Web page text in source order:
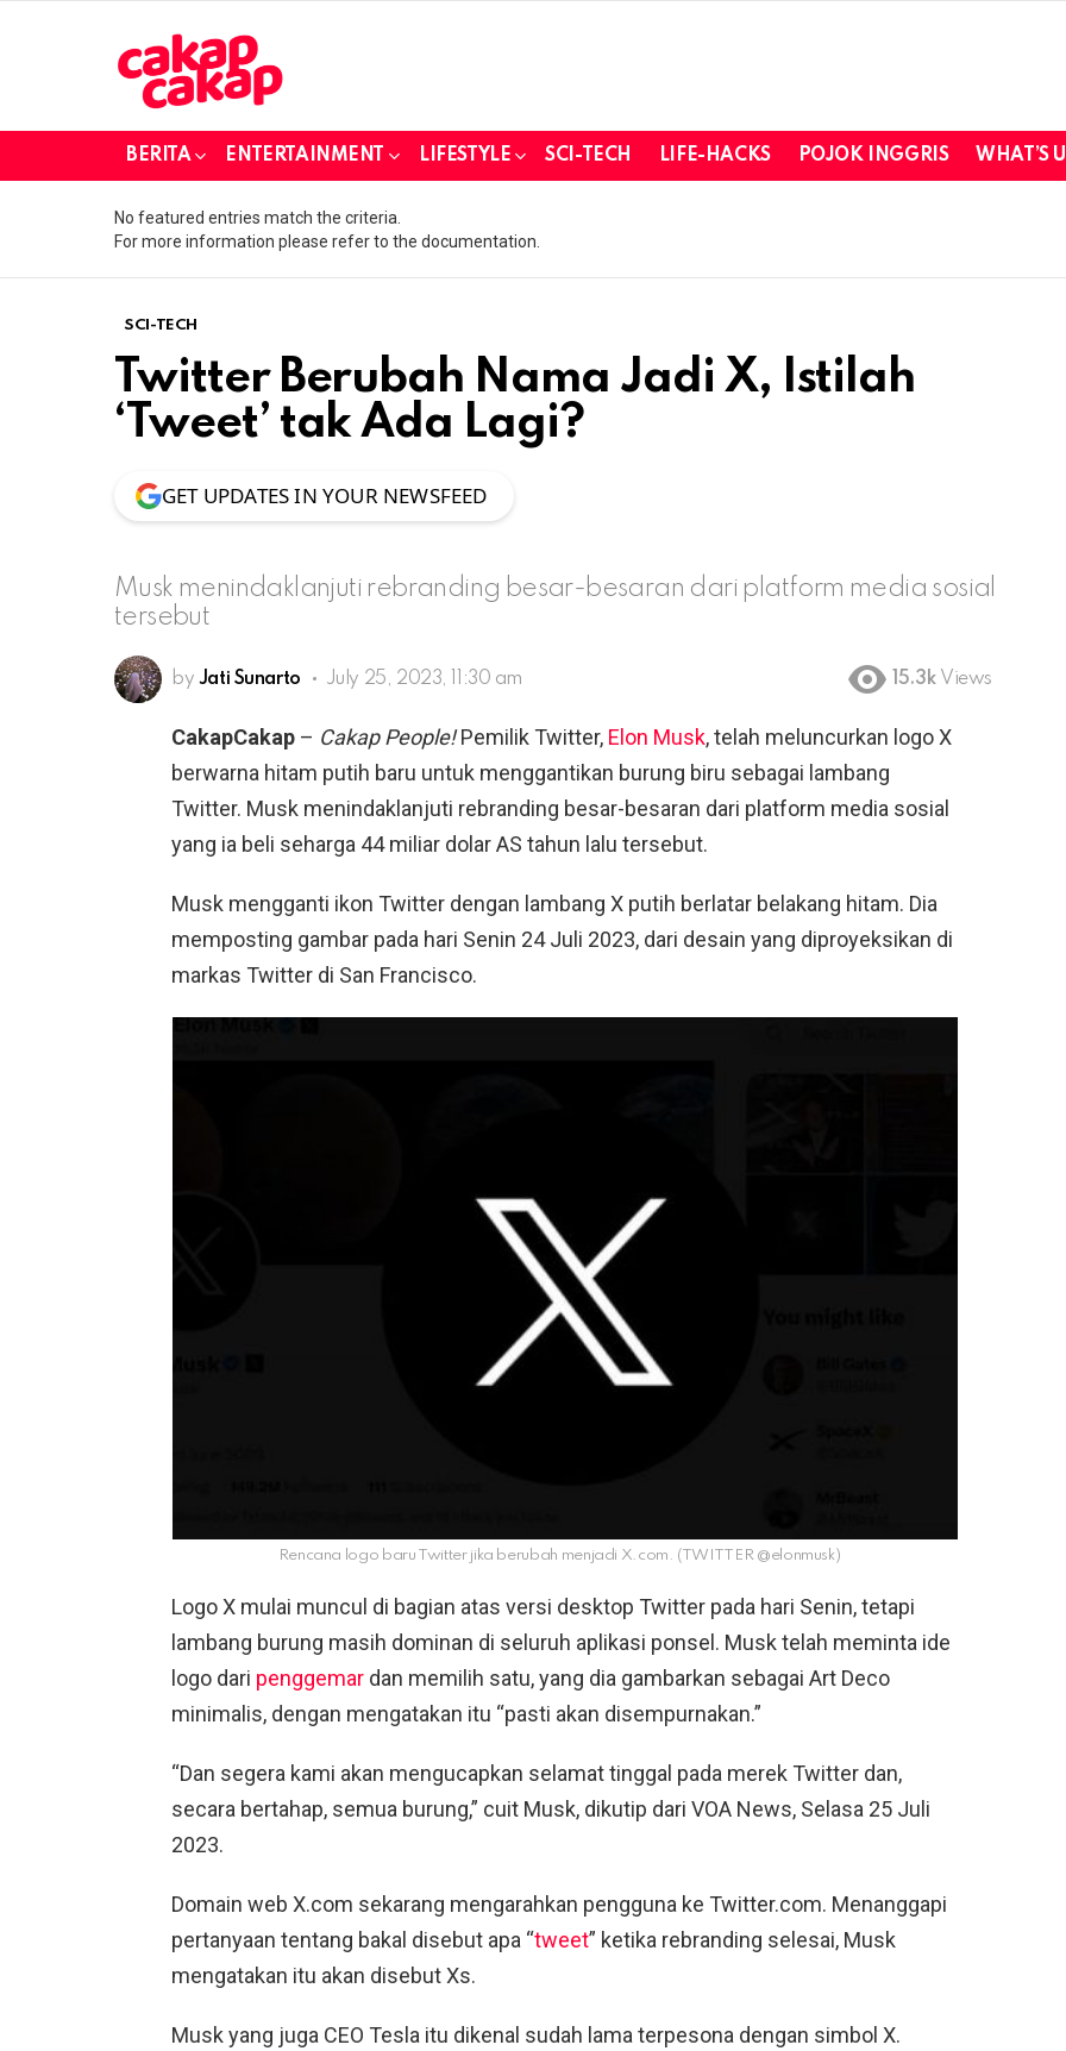
BERITA ENTERTAINMENT LIFESTYLE SCI-TECH LIFE-HACKS POJOK INGGRIS WHAT’S
No featured entries match the criteria.
For more information please refer to the documentation.
SCI-TECH
Twitter Berubah Nama Jadi X, Istilah
‘Tweet’ tak Ada Lagi?
GET UPDATES IN YOUR NEWSFEED
Musk menindaklanjuti rebranding besar-besaran dari platform media sosial
tersebut
by Jati Sunarto July 25, 2023, 11:30 am 15.3k Views
CakapCakap – Cakap People!Pemilik Twitter, Elon Musk, telah meluncurkan logo X
berwarna hitam putih baru untuk menggantikan burung biru sebagai lambang
Twitter. Musk menindaklanjuti rebranding besar-besaran dari platform media sosial
yang ia beli seharga 44 miliar dolar AS tahun lalu tersebut.
Musk mengganti ikon Twitter dengan lambang X putih berlatar belakang hitam. Dia
memposting gambar pada hari Senin 24 Juli 2023, dari desain yang diproyeksikan di
markas Twitter di San Francisco.
Rencana logo baru Twitter jika berubah menjadi X.com. (TWITTER @elonmusk)
Logo X mulai muncul di bagian atas versi desktop Twitter pada hari Senin, tetapi
lambang burung masih dominan di seluruh aplikasi ponsel. Musk telah meminta ide
logo dari penggemar dan memilih satu, yang dia gambarkan sebagai Art Deco
minimalis, dengan mengatakan itu “pasti akan disempurnakan.”
“Dan segera kami akan mengucapkan selamat tinggal pada merek Twitter dan,
secara bertahap, semua burung,” cuit Musk, dikutip dari VOA News, Selasa 25 Juli
2023.
Domain web X.com sekarang mengarahkan pengguna ke Twitter.com. Menanggapi
pertanyaan tentang bakal disebut apa “tweet” ketika rebranding selesai, Musk
mengatakan itu akan disebut Xs.
Musk yang juga CEO Tesla itu dikenal sudah lama terpesona dengan simbol X.